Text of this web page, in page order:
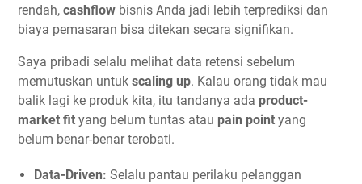
rendah, cashflow bisnis Anda jadi lebih terprediksi dan
biaya pemasaran bisa ditekan secara signifikan.
Saya pribadi selalu melihat data retensi sebelum
memutuskan untuk scaling up. Kalau orang tidak mau
balik lagi ke produk kita, itu tandanya ada product-
market fit yang belum tuntas atau pain point yang
belum benar-benar terobati.
Data-Driven: Selalu pantau perilaku pelanggan